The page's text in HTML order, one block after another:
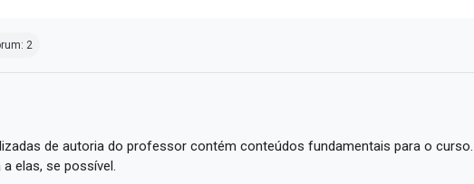
2
de autoria do professor contém conteúdos fundamentais para o
elas, se possível.